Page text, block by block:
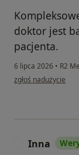
doktor jest
pacjenta.
6 lipca 2026 • R2
w opinii użytkownika
zgłoś nadużycie
Inna